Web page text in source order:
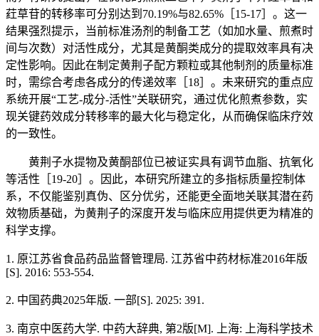
荭草苷的转移率可分别达到70.19%与82.65%［15-17］。这一
结果强烈提示，当前标准汤剂的制备工艺（如加水量、煎煮时
间与次数）对活性成分，尤其是黄酮类成分的提取效率具有决
定性影响。因此在制定黄荆子配方颗粒或其他制剂的质量标准
时，需综合考虑各成分的传递效率［18］。未来研究的重点应
系统开展“工艺-成分-活性”关联研究，通过优化煎煮参数，实
现关键药效成分转移率的最大化与稳定化，从而确保临床疗效
的一致性。
黄荆子水提物及黄酮部位已被证实具有调节血脂、抗氧化
等活性［19-20］。因此，本研究所建立的多指标质量控制体
系，不仅能鉴别真伪、区分优劣，还能更全面地关联其潜在药
效物质基础，为黄荆子的深度开发与临床应用提供更为精准的
科学支撑。
1. 原江苏省食品药品监督管理局. 江苏省中药材标准2016年版
[S]. 2016: 553-554.
2. 中国药典2025年版. 一部[S]. 2025: 391.
3. 南京中医药大学. 中药大辞典, 第2版[M]. 上海: 上海科学技术